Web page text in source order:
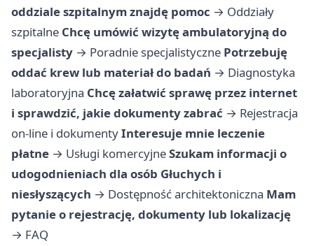
oddziale szpitalnym znajdę pomoc → Oddziały
szpitalne Chcę umówić wizytę ambulatoryjną do
specjalisty → Poradnie specjalistyczne Potrzebuję
oddać krew lub materiał do badań → Diagnostyka
laboratoryjna Chcę załatwić sprawę przez internet
i sprawdzić, jakie dokumenty zabrać → Rejestracja
on-line i dokumentyInteresuje mnie leczenie
płatne → Usługi komercyjneSzukam informacji o
udogodnieniach dla osób Głuchych i
niesłyszących → Dostępność architektoniczna Mam
pytanie o rejestrację, dokumenty lub lokalizację
→ FAQ